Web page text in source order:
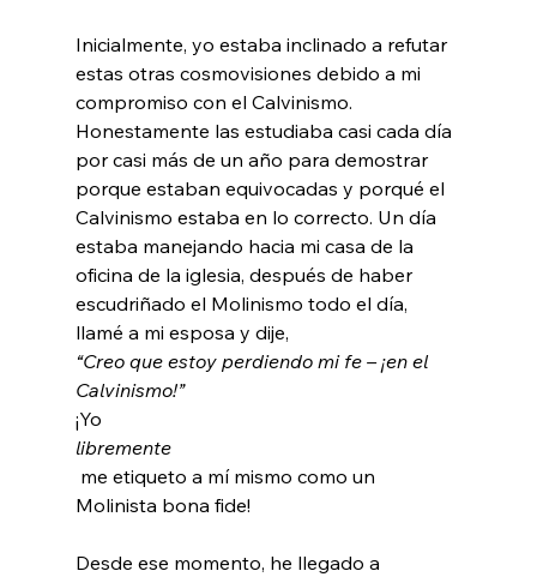
Inicialmente, yo estaba inclinado a refutar
estas otras cosmovisiones debido a mi
compromiso con el Calvinismo.
Honestamente las estudiaba casi cada día
por casi más de un año para demostrar
porque estaban equivocadas y porqué el
Calvinismo estaba en lo correcto. Un día
estaba manejando hacia mi casa de la
oficina de la iglesia, después de haber
escudriñado el Molinismo todo el día,
llamé a mi esposa y dije,
“Creo que estoy perdiendo mi fe – ¡en el
Calvinismo!”
¡Yo
libremente
Molinista bona fide!
Desde ese momento, he llegado a